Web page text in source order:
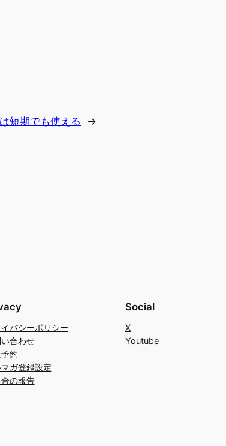
短期でも使える →
バシーポリシー
合わせ
約
マガ登録設定
の報告
Social
X
Youtube